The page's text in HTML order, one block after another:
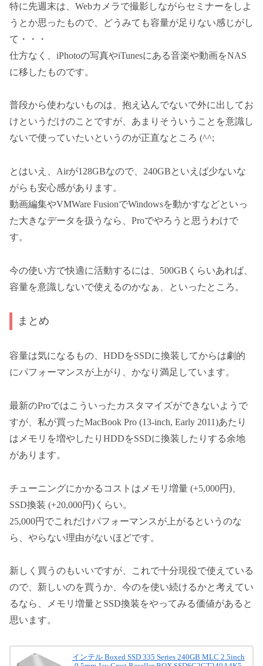
特に先週末は、Webカメラで撮影しながらセミナーをしよ
うとか思ったもので、どうみても容量が足りない感じがし
て・・・
仕方なく、iPhotoの写真やiTunesにある音楽や動画をNAS
に移したものです。
普段から使わないものは、抱え込んでないで外に出してお
けというだけのことですが、あまりそういうことを意識し
ないで使っていたいというのが正直なところ (^^;
とはいえ、Airが128GBなので、240GBといえば少ないな
がらも安心感があります。
動画編集やVMWare FusionでWindowsを動かすなどといっ
た大きなデータを扱うなら、Proでやろうと思うわけで
す。
今の使い方で快適に活動するには、500GBくらいあれば、
容量を意識しないで使えるのかなぁ、といったところ。
まとめ
容量は気になるもの、HDDをSSDに換装してからは劇的
にパフォーマンスが上がり、かなり満足しています。
最新のProではこういったカスタマイズができないようで
すが、私が買ったMacBook Pro (13-inch, Early 2011)あたり
はメモリを増やしたりHDDをSSDに換装したりする余地
があります。
チューニングにかかるコストはメモリ増量 (+5,000円)、
SSD換装 (+20,000円)くらい。
25,000円でこれだけパフォーマンスが上がるというのな
ら、やらない理由がないほどです。
新しく買うのもいいですが、これで十分現役で使えている
ので、新しいのを買うか、今のを使い続けるかと考えてい
るなら、メモリ増量とSSD換装をやってみる価値があると
思います。
インテル Boxed SSD 335 Series 240GB MLC 2.5inch